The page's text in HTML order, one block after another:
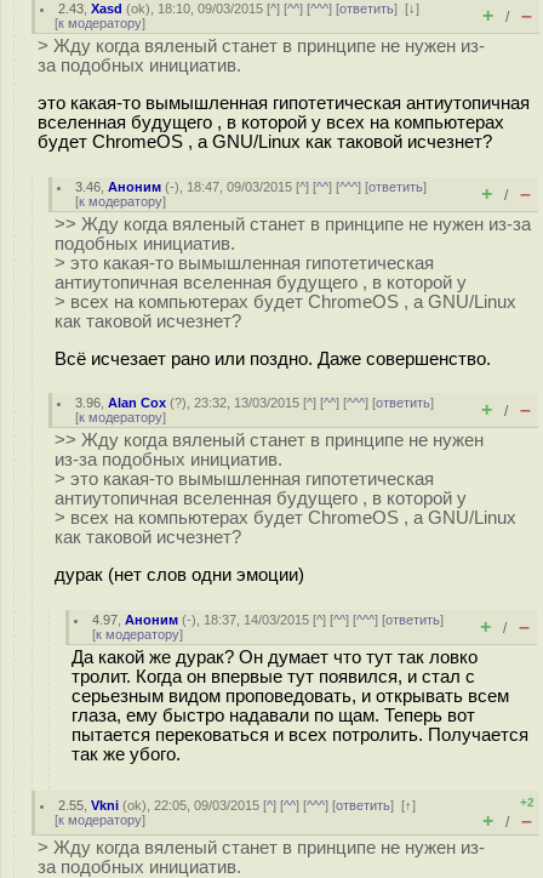
2.43 ,Xasd (ok), 18:10, 09/03/2015 [^] [^^] [^^^] [ответить][↓]
[к модератору] + / –
> Жду когда вяленый станет в принципе не нужен из-
за подобных инициатив.
это какая-то вымышленная гипотетическая антиутопичная
вселенная будущего , в которой у всех на компьютерах
будет ChromeOS , а GNU/Linux как таковой исчезнет?
3.46 ,Аноним (-), 18:47, 09/03/2015 [^] [^^] [^^^] [ответить]
[к модератору] + / –
>> Жду когда вяленый станет в принципе не нужен из-за
подобных инициатив.
> это какая-то вымышленная гипотетическая
антиутопичная вселенная будущего , в которой у
> всех на компьютерах будет ChromeOS , а GNU/Linux
как таковой исчезнет?
Всё исчезает рано или поздно. Даже совершенство.
3.96 ,Alan Cox (?), 23:32, 13/03/2015 [^] [^^] [^^^] [ответить]
[к модератору] + / –
>> Жду когда вяленый станет в принципе не нужен
из-за подобных инициатив.
> это какая-то вымышленная гипотетическая
антиутопичная вселенная будущего , в которой у
> всех на компьютерах будет ChromeOS , а GNU/Linux
как таковой исчезнет?
дурак (нет слов одни эмоции)
4.97 ,Аноним (-), 18:37, 14/03/2015 [^] [^^] [^^^] [ответить]
[к модератору] + / –
Да какой же дурак? Он думает что тут так ловко
тролит. Когда он впервые тут появился, и стал с
серьезным видом проповедовать, и открывать всем
глаза, ему быстро надавали по щам. Теперь вот
пытается перековаться и всех потролить. Получается
так же убого.
2.55 ,Vkni (ok), 22:05, 09/03/2015 [^] [^^] [^^^] [ответить][↑]
[к модератору]
+2
+ / –
> Жду когда вяленый станет в принципе не нужен из-
за подобных инициатив.